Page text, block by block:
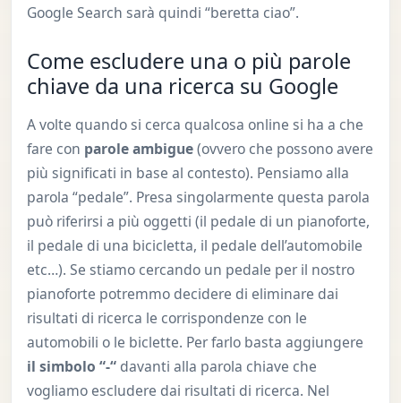
Google Search sarà quindi “beretta ciao”.
Come escludere una o più parole
chiave da una ricerca su Google
A volte quando si cerca qualcosa online si ha a che
fare con parole ambigue(ovvero che possono avere
più significati in base al contesto). Pensiamo alla
parola “pedale”. Presa singolarmente questa parola
può riferirsi a più oggetti (il pedale di un pianoforte,
il pedale di una bicicletta, il pedale dell’automobile
etc…). Se stiamo cercando un pedale per il nostro
pianoforte potremmo decidere di eliminare dai
risultati di ricerca le corrispondenze con le
automobili o le biclette. Per farlo basta aggiungere
il simbolo “-“davanti alla parola chiave che
vogliamo escludere dai risultati di ricerca. Nel